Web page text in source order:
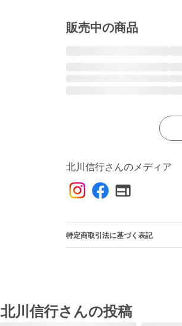
販売中の商品
北川信行さんのメディア
特定商取引法に基づく表記
北川信行さんの投稿